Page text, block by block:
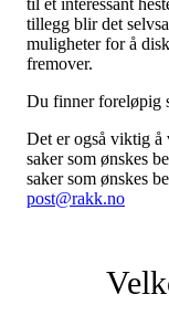
tillegg blir det
muligheter for å
fremover.
Du finner foreløpig
Det er også viktig å
saker som ønskes
saker som ønskes
post@rakk.no